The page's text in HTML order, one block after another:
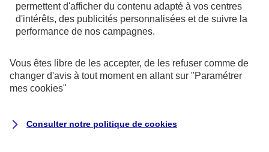
AXA Assistance France Assurances,
S.A au capital de 51 429 430,40 €,
Siège social :
8-10, rue Paul Vaillant Couturier
permettent d'afficher du contenu adapté à vos centres
d'intérêts, des publicités personnalisées et de suivre la
performance de nos campagnes.
Vous êtes libre de les accepter, de les refuser comme de
changer d'avis à tout moment en allant sur "Paramétrer
mes cookies"
Consulter notre politique de cookies